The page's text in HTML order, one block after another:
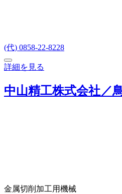
(代) 0858-22-8228
詳細を見る
中山精工株式会社／
金属切削加工用機械